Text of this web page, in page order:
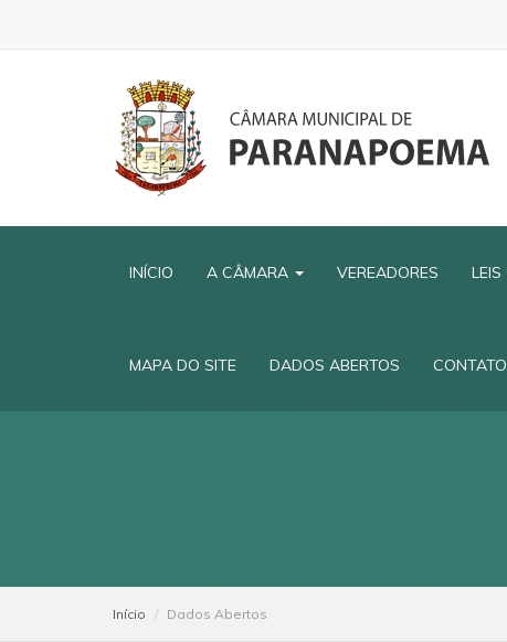
INÍCIO A CÂMARA VEREADORES LEIS
MAPA DO SITE DADOS ABERTOS CONTATO
Início Dados Abertos